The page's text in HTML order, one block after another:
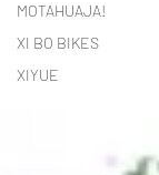
MOTAHUAJA!
XI BO BIKES
XIYUE